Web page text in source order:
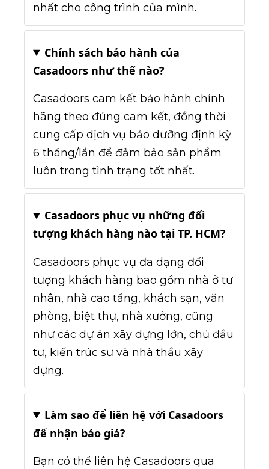
nhất cho công trình của mình.
Chính sách bảo hành của
Casadoors như thế nào?
Casadoors cam kết bảo hành chính
hãng theo đúng cam kết, đồng thời
cung cấp dịch vụ bảo dưỡng định kỳ
6 tháng/lần để đảm bảo sản phẩm
luôn trong tình trạng tốt nhất.
Casadoors phục vụ những đối
tượng khách hàng nào tại TP. HCM?
Casadoors phục vụ đa dạng đối
tượng khách hàng bao gồm nhà ở tư
nhân, nhà cao tầng, khách sạn, văn
phòng, biệt thự, nhà xưởng, cũng
như các dự án xây dựng lớn, chủ đầu
tư, kiến trúc sư và nhà thầu xây
dựng.
Làm sao để liên hệ với Casadoors
để nhận báo giá?
Bạn có thể liên hệ Casadoors qua